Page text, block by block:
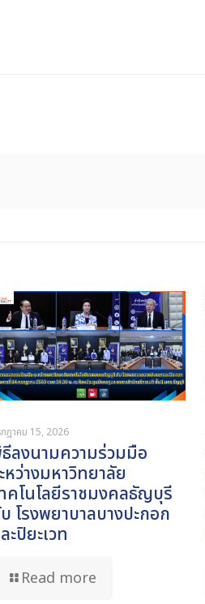
ฎาคม 15, 2026
ลงนามความร่วมมือ
หว่างมหาวิทยาลัย
คโนโลยีราชมงคลธัญบุรี
โรงพยาบาลบางปะกอก
ะปิยะเวท
Read more